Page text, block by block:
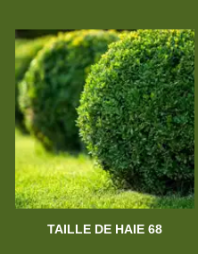
TAILLE DE HAIE 68